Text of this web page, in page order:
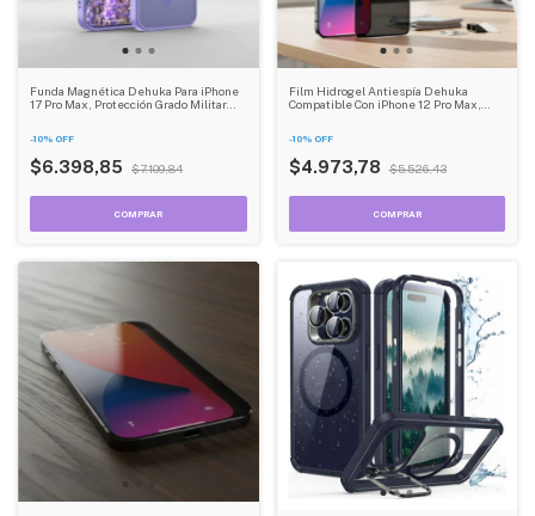
Funda Magnética Dehuka Para iPhone
17 Pro Max, Protección Grado Militar
-10% OFF
$6.398,85 $7.109,84
Film Hidrogel Antiespía Dehuka
Compatible Con iPhone 12 Pro Max,
-10% OFF
$4.973,78 $5.526,43